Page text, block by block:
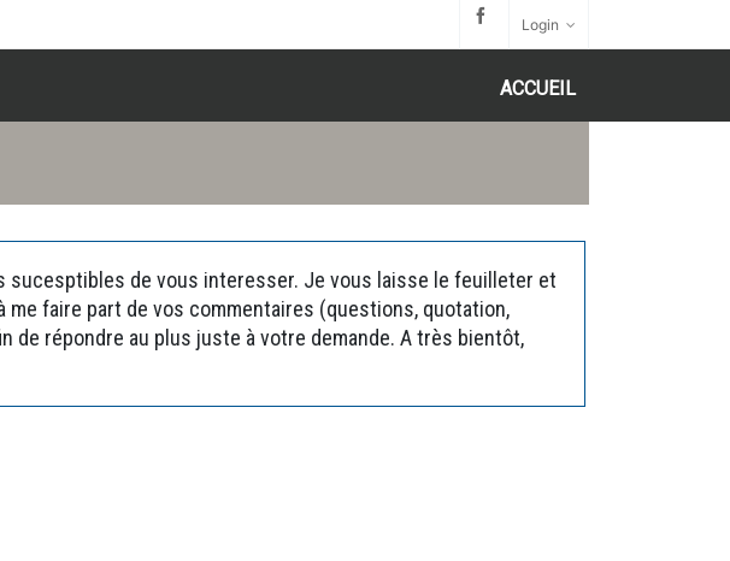
Login
ACCUEIL
sucesptibles de vous interesser. Je vous laisse le feuilleter et
faire part de vos commentaires (questions, quotation,
répondre au plus juste à votre demande. A très bientôt,